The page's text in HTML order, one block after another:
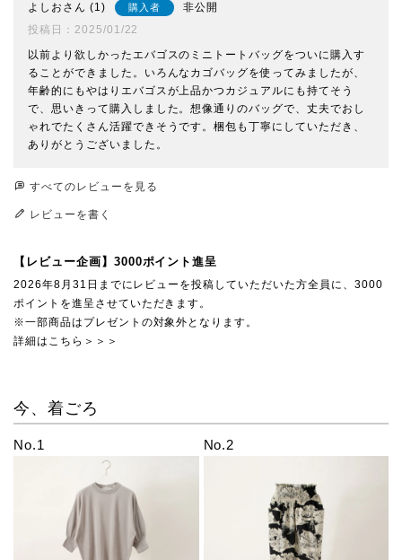
よしお 1 購入者
非公開
投稿日
2025/01/22
以前より欲しかったエバゴスのミニトートバッグをついに購入す
ることができました。いろんなカゴバッグを使ってみましたが、
年齢的にもやはりエバゴスが上品かつカジュアルにも持てそう
で、思いきって購入しました。想像通りのバッグで、丈夫でおし
ゃれでたくさん活躍できそうです。梱包も丁寧にしていただき、
ありがとうございました。
すべてのレビューを見る
レビューを書く
【レビュー企画】3000ポイント進呈
2026年8月31日までにレビューを投稿していただいた方全員に、3000
ポイントを進呈させていただきます。
※一部商品はプレゼントの対象外となります。
詳細はこちら＞＞＞
今、着ごろ
No.1 No.2